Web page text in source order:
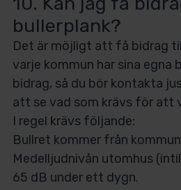
bullerplank?
Det är möjligt att få bidrag
varje kommun har sina egna
bidrag, så du bör kontakta
att se vad som krävs för att
I regel krävs följande:
Bullret kommer från
Medelljudnivån utomhus
65 dB under ett dygn.